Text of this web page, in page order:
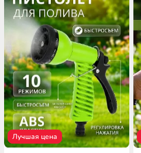
Лучшая цена